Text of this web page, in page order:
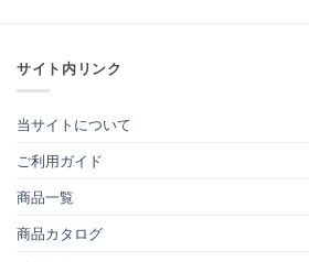
サイト内リンク
当サイトについて
ご利用ガイド
商品一覧
商品カタログ